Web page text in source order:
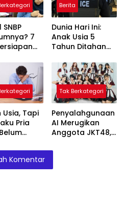
7
Besar
Berita
Dunia Hari Ini:
Anak Usia 5
Tahun Ditahan
Setelah Sekolah
Usia, Tapi
Pria
Tak Berkategori
Penyalahgunaan
AI Merugikan
Anggota JKT48,
Ambil Tindakan
Komentar